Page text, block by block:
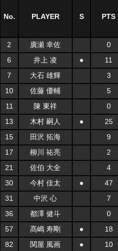
No. PLAYER S PTS
2 廣瀬 幸佐 0
6
井上 凌 ● 11
7
大石 雄輝 3
10
佐藤 優輔 5
11
陳 東祥 0
13
木村 嗣人 ● 25
15
田沢 拓海 9
17
柳川 祐亮 2
21
佐伯 大全 4
30
今村 佳太 ● 47
31
中沢 心 7
36
都澤 健斗 0
57
髙嶋 寿剛 ● 18
82
関屋 風画 ● 10